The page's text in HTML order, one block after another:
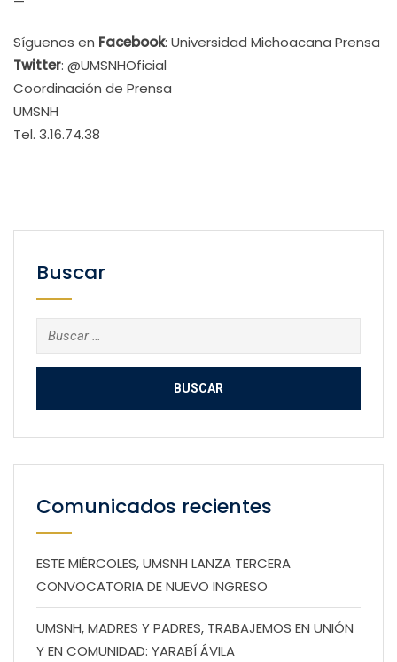
Síguenos en Facebook: Universidad Michoacana Prensa
Twitter: @UMSNHOficial
Coordinación de Prensa
UMSNH
Tel. 3.16.74.38
Buscar
Buscar:
Comunicados recientes
ESTE MIÉRCOLES, UMSNH LANZA TERCERA
CONVOCATORIA DE NUEVO INGRESO
UMSNH, MADRES Y PADRES, TRABAJEMOS EN UNIÓN
Y EN COMUNIDAD: YARABÍ ÁVILA